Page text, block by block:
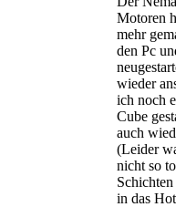
Motoren
mehr
den Pc
wieder
ich noch
Cube
auch
(Leider
nicht so
in das